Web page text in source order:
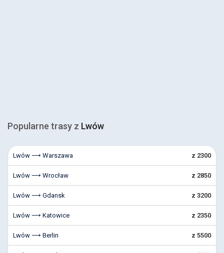
Popularne trasy z Lwów
Lwów ⟶ Warszawa z 2300
Lwów ⟶ Wrocław z 2850
Lwów ⟶ Gdansk z 3200
Lwów ⟶ Katowice z 2350
Lwów ⟶ Berlin z 5500